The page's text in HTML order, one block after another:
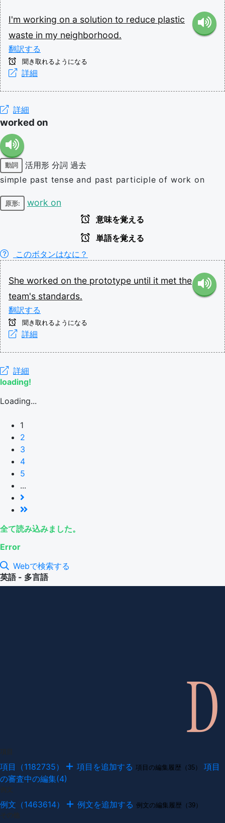
I'm working on a solution to reduce plastic
waste in my neighborhood.
翻訳する
聞き取れるようになる
詳細
詳細
worked on
動詞 活用形 分詞 過去
simple past tense and past participle of work on
原形: work on
意味を覚える
単語を覚える
このボタンはなに？
She worked on the prototype until it met the
team's standards.
翻訳する
聞き取れるようになる
詳細
詳細
loading!
Loading...
1
2
3
4
5
...
全て読み込みました。
Error
Webで検索する
英語 - 多言語
項目（1182735） 項目を追加する 項目の編集履歴（35）
項目
の審査中の編集(4)
例文（1463614） 例文を追加する 例文の編集履歴（39）